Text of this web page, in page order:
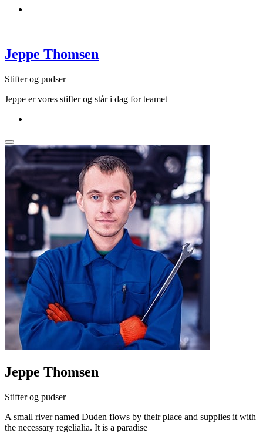
Jeppe Thomsen
Stifter og pudser
Jeppe er vores stifter og står i dag for teamet
Jeppe Thomsen
Stifter og pudser
A small river named Duden flows by their place and supplies it with
the necessary regelialia. It is a paradise